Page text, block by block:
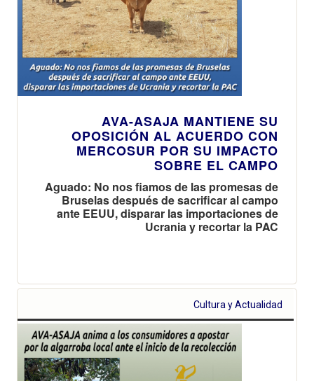
AVA-ASAJA MANTIENE SU
OPOSICIÓN AL ACUERDO CON
MERCOSUR POR SU IMPACTO
SOBRE EL CAMPO
Aguado: No nos fiamos de las promesas de
Bruselas después de sacrificar al campo
ante EEUU, disparar las importaciones de
Ucrania y recortar la PAC
Cultura y Actualidad